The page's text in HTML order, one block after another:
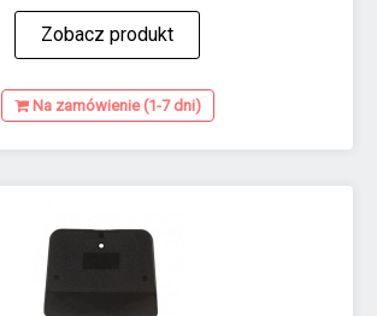
Zobacz produkt
Na zamówienie (1-7 dni)